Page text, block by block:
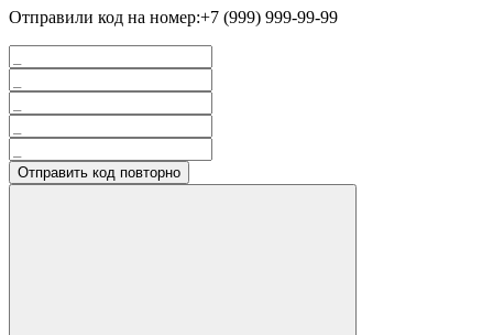
Отправили код на номер:+7 (999) 999-99-99
Отправить код повторно